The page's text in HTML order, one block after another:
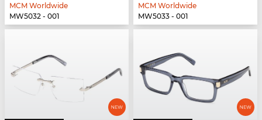
MCM Worldwide
MW5032 - 001
MCM Worldwide
MW5033 - 001